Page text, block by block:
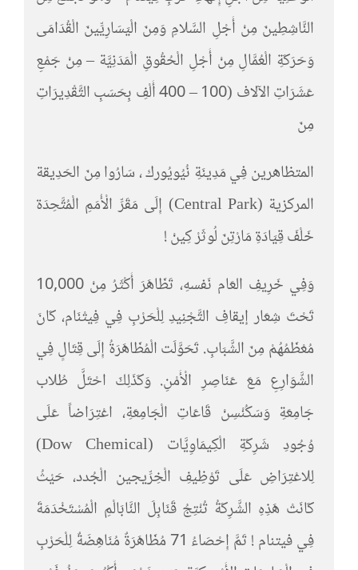
النَّاشِطِينَ مِنْ أَجْلِ السَّلامِ وَمِنَ الْيَسَارِيِّينَ الْقُدَامَى
وَحَرَكَةِ الْعُمَّالِ مِنْ أَجْلِ الْحُقُوقِ الْمَدَنِيَّة – مِنْ جَمْعِ
عَشَرَاتِ الآلاف (100 – 400 أَلْفِ بِحَسَبِ التَّقْدِيرَاتِ
مِنَ
المتظاهرين فِي مَدِينَةِ نُيُويُورك ، سَارُوا مِنَ الحَدِيقة
المركزية (Central Park) إِلَى مَقَرِّ الْأُمَمِ الْمُتَّحِدَة
خَلْفَ قِيَادَةِ مَارْتِنَ لُوثَرْ كِينْ !
وَفِي خَرِيفِ العَام نَفسهِ، تَظَاهَرَ أَكْثَرُ مِنْ 10,000
تَحْتَ شِعَار إيقافِ التَّجْنِيدِ لِلْحَرْبِ فِي فِيتْنَام، كَانَ
مُعْظَمُهُمْ مِنَ الشَّبَابِ. تَحَوَّلَت الْمُظَاهَرَةُ إِلَى قِتَالٍ فِي
الشَّوَارِعِ مَعَ عَنَاصِرِ الْأَمْنِ. وَكَذَلِكَ احْتَلَّ طُلاب
جَامِعَةِ وَسَكُنْسِنْ قَاعَاتِ الْجَامِعَةِ، اعْتِرَاضاً عَلَى
وُجُودِ شَرِكَةِ الْكِيمَاوِيَّات (Dow Chemical)
لِلاعْتِرَاضِ عَلَى تَوْظِيفِ الْخِرِّيجين الْجُدد، حَيْثُ
كَانَتْ هَذِهِ الشَّرِكَةُ تُنْتِجُ قَنَابِلَ النَّابَالْمِ الْمُسْتَخْدَمَةَ
فِي فيتنام ! تَمَّ إِحْصَاءُ 71 مُظَاهَرَةٌ مُنَاهِضَةٌ لِلْحَرْبِ